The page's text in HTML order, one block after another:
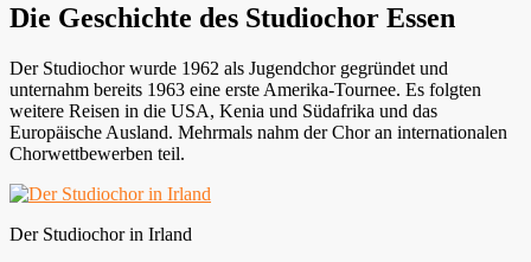
Die Geschichte des Studiochor Essen
Der Studiochor wurde 1962 als Jugendchor gegründet und
unternahm bereits 1963 eine erste Amerika-Tournee. Es folgten
weitere Reisen in die USA, Kenia und Südafrika und das
Europäische Ausland. Mehrmals nahm der Chor an internationalen
Chorwettbewerben teil.
Der Studiochor in Irland